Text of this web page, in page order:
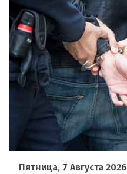
Пятница, 7 Августа 2026